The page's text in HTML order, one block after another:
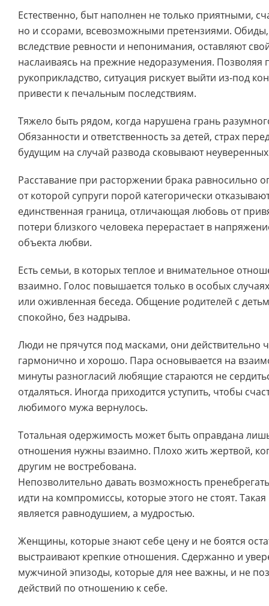
Естественно, быт наполнен не только приятными,
но и ссорами, всевозможными претензиями.
вследствие ревности и непонимания, оставляют
наслаиваясь на прежние недоразумения.
рукоприкладство, ситуация рискует выйти из-под
привести к печальным последствиям.
Тяжело быть рядом, когда нарушена грань
Обязанности и ответственность за детей, страх
будущим на случай развода сковывают
Расставание при расторжении брака равносильно
от которой супруги порой категорически
единственная граница, отличающая любовь от
потери близкого человека перерастает в
объекта любви.
Есть семьи, в которых теплое и внимательное
взаимно. Голос повышается только в особых
или оживленная беседа. Общение родителей с
спокойно, без надрыва.
Люди не прячутся под масками, они действительно
гармонично и хорошо. Пара основывается на
минуты разногласий любящие стараются не
отдаляться. Иногда приходится уступить, чтобы
любимого мужа вернулось.
Тотальная одержимость может быть оправдана
отношения нужны взаимно. Плохо жить жертвой,
другим не востребована.
Непозволительно давать возможность
идти на компромиссы, которые этого не стоят.
является равнодушием, а мудростью.
Женщины, которые знают себе цену и не боятся
выстраивают крепкие отношения. Сдержанно и
мужчиной эпизоды, которые для нее важны, и не
действий по отношению к себе.